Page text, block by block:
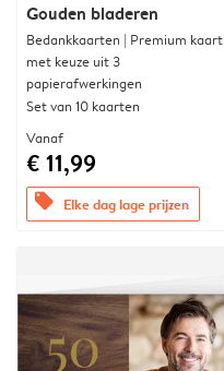
Gouden bladeren
Bedankkaarten | Premium kaart
met keuze uit 3
papierafwerkingen
Set van 10 kaarten
Vanaf
€ 11,99
offers Elke dag lage prijzen